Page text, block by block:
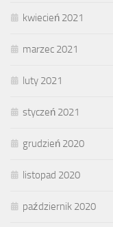
kwiecień 2021
marzec 2021
luty 2021
styczeń 2021
grudzień 2020
listopad 2020
październik 2020